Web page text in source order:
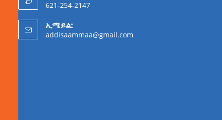
621-254-2147
ኢሜይል:
addisaammaa@gmail.com